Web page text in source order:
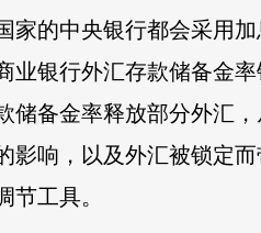
的中央银行都会采用
银行外汇存款储备金
备金率释放部分外汇
响，以及外汇被锁定
工具。